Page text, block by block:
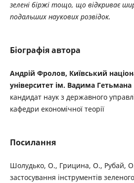
зелені біржі тощо, що відкриває
подальших наукових розвідок.
Біографія автора
Андрій Фролов, Київський
університет ім. Вадима Гетьмана
кандидат наук з державного
кафедри економічної теорії
Посилання
Шолудько, О., Грицина, О., Рубай,
застосування інструментів